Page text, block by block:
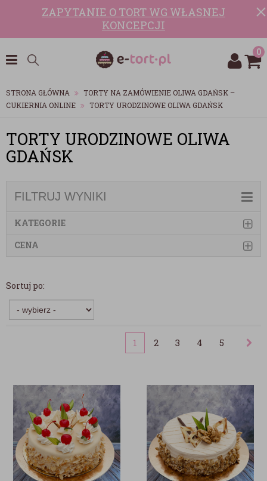
ZAPYTANIE O TORT WG WŁASNEJ
KONCEPCJI
0
STRONA GŁÓWNA
TORTY NA ZAMÓWIENIE OLIWA GDAŃSK –
CUKIERNIA ONLINE
TORTY URODZINOWE OLIWA GDAŃSK
TORTY URODZINOWE OLIWA
GDAŃSK
FILTRUJ WYNIKI
KATEGORIE
CENA
Sortuj po:
1 2 3 4 5